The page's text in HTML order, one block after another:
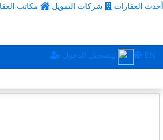
أحدث العقارات شركات التمويل مكاتب
تسجيل الدخول EN